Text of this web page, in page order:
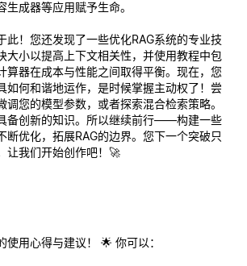
生成器等应用赋予生命。
此！您还发现了一些优化RAG系统的专业技
小以提高上下文相关性，并使用教程中包
算器在成本与性能之间取得平衡。现在，您
如何和谐地运作，是时候掌握主动权了！尝
调您的模型参数，或者探索混合检索策略。
备创新的知识。所以继续前行——构建一些
断优化，拓展RAG的边界。您下一个突破只
让我们开始创作吧！🚀
使用心得与建议！ 🌟 你可以：